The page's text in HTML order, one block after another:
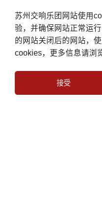
苏州交响乐团网站使用
验，并确保网站正常运
的网站关闭后的网站，
cookies，更多信息请浏
接受